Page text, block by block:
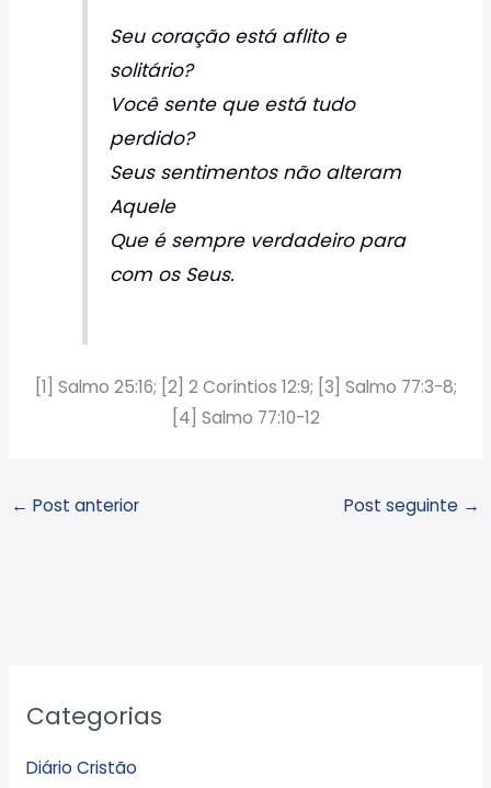
Seu coração está aflito e
solitário?
Você sente que está tudo
perdido?
Seus sentimentos não alteram
Aquele
Que é sempre verdadeiro para
com os Seus.
[1] Salmo 25:16; [2] 2 Coríntios 12:9; [3] Salmo 77:3-8;
[4] Salmo 77:10-12
← Post anterior Post seguinte →
Categorias
Diário Cristão
r